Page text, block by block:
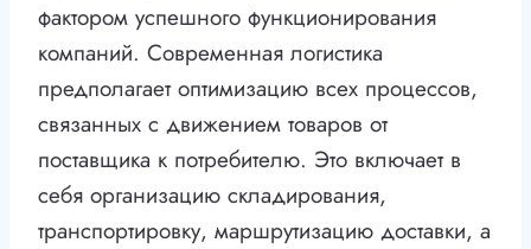
фактором успешного функционирования
компаний. Современная логистика
предполагает оптимизацию всех процессов,
связанных с движением товаров от
поставщика к потребителю. Это включает в
себя организацию складирования,
транспортировку, маршрутизацию доставки, а